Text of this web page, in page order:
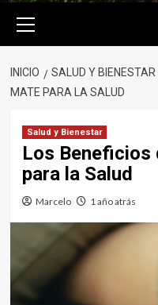
primario
INICIO SALUD Y BIENESTAR
MATE PARA LA SALUD
Salud y Bienestar
Los Beneficios
para la Salud
Marcelo 1 año atrás